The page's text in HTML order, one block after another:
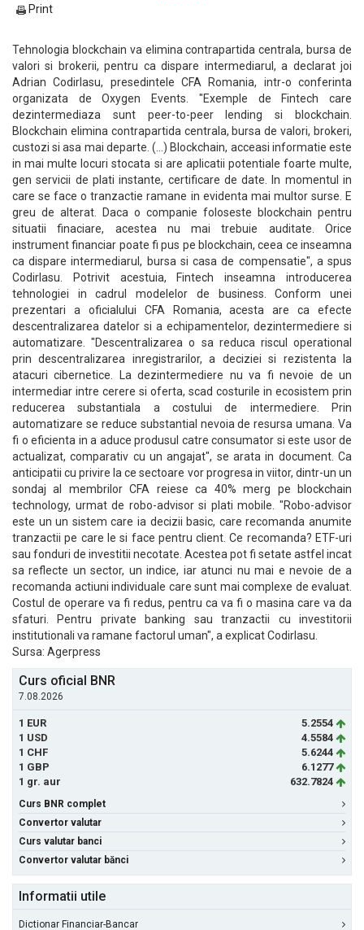
Print
Tehnologia blockchain va elimina contrapartida centrala, bursa de
valori si brokerii, pentru ca dispare intermediarul, a declarat joi
Adrian Codirlasu, presedintele CFA Romania, intr-o conferinta
organizata de Oxygen Events. "Exemple de Fintech care
dezintermediaza sunt peer-to-peer lending si blockchain.
Blockchain elimina contrapartida centrala, bursa de valori, brokeri,
custozi si asa mai departe. (...) Blockchain, acceasi informatie este
in mai multe locuri stocata si are aplicatii potentiale foarte multe,
gen servicii de plati instante, certificare de date. In momentul in
care se face o tranzactie ramane in evidenta mai multor surse. E
greu de alterat. Daca o companie foloseste blockchain pentru
situatii finaciare, acestea nu mai trebuie auditate. Orice
instrument financiar poate fi pus pe blockchain, ceea ce inseamna
ca dispare intermediarul, bursa si casa de compensatie", a spus
Codirlasu. Potrivit acestuia, Fintech inseamna introducerea
tehnologiei in cadrul modelelor de business. Conform unei
prezentari a oficialului CFA Romania, acesta are ca efecte
descentralizarea datelor si a echipamentelor, dezintermediere si
automatizare. "Descentralizarea o sa reduca riscul operational
prin descentralizarea inregistrarilor, a deciziei si rezistenta la
atacuri cibernetice. La dezintermediere nu va fi nevoie de un
intermediar intre cerere si oferta, scad costurile in ecosistem prin
reducerea substantiala a costului de intermediere. Prin
automatizare se reduce substantial nevoia de resursa umana. Va
fi o eficienta in a aduce produsul catre consumator si este usor de
actualizat, comparativ cu un angajat", se arata in document. Ca
anticipatii cu privire la ce sectoare vor progresa in viitor, dintr-un un
sondaj al membrilor CFA reiese ca 40% merg pe blockchain
technology, urmat de robo-advisor si plati mobile. "Robo-advisor
este un un sistem care ia decizii basic, care recomanda anumite
tranzactii pe care le si face pentru client. Ce recomanda? ETF-uri
sau fonduri de investitii necotate. Acestea pot fi setate astfel incat
sa reflecte un sector, un indice, iar atunci nu mai e nevoie de a
recomanda actiuni individuale care sunt mai complexe de evaluat.
Costul de operare va fi redus, pentru ca va fi o masina care va da
sfaturi. Pentru private banking sau tranzactii cu investitorii
institutionali va ramane factorul uman", a explicat Codirlasu.
Sursa: Agerpress
Curs oficial BNR
7.08.2026
1 EUR
5.2554
1 USD
4.5584
1 CHF
5.6244
1 GBP
6.1277
1 gr. aur
632.7824
Curs BNR complet
Convertor valutar
Curs valutar banci
Convertor valutar bănci
Informatii utile
Dictionar Financiar-Bancar